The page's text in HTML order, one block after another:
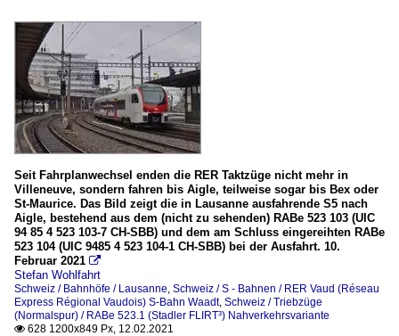
Seit Fahrplanwechsel enden die RER Taktzüge nicht mehr in
Villeneuve, sondern fahren bis Aigle, teilweise sogar bis Bex oder
St-Maurice. Das Bild zeigt die in Lausanne ausfahrende S5 nach
Aigle, bestehend aus dem (nicht zu sehenden) RABe 523 103 (UIC
94 85 4 523 103-7 CH-SBB) und dem am Schluss eingereihten RABe
523 104 (UIC 9485 4 523 104-1 CH-SBB) bei der Ausfahrt. 10.
Februar 2021 
Stefan Wohlfahrt
Schweiz / Bahnhöfe / Lausanne, Schweiz / S - Bahnen / RER Vaud (Réseau
Express Régional Vaudois) S-Bahn Waadt, Schweiz / Triebzüge
(Normalspur) / RABe 523.1 (Stadler FLIRT³) Nahverkehrsvariante
 628 1200x849 Px, 12.02.2021